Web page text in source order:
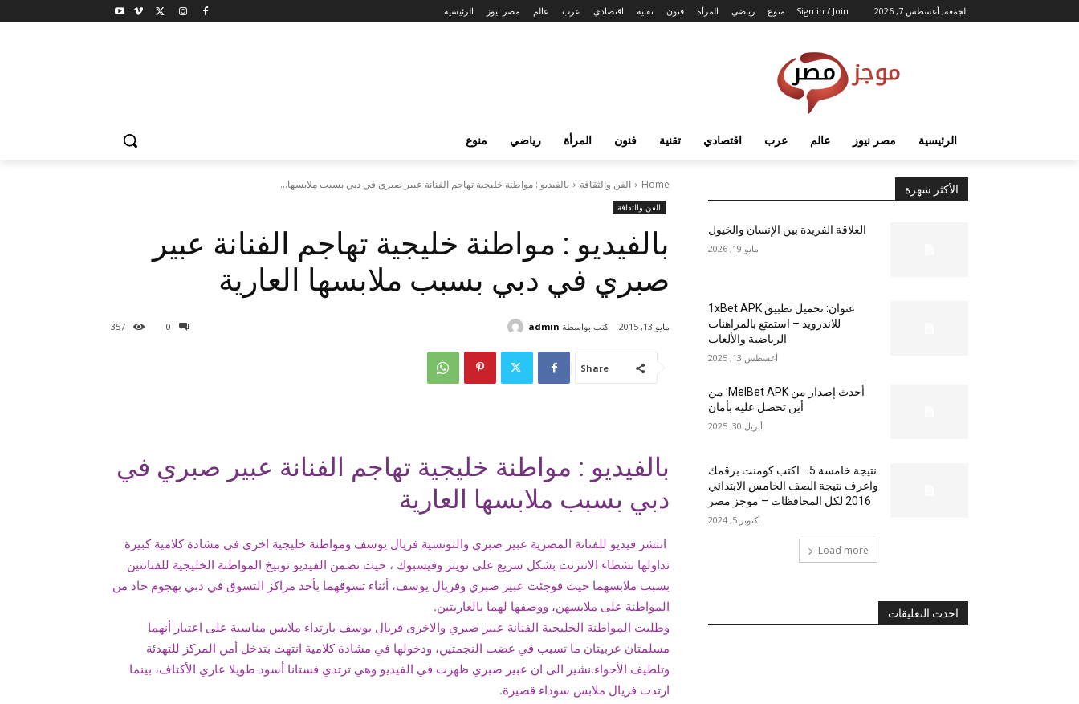
الجمعة, أغسطس 7, 2026 Sign in / Join الرئيسية مصر نيوز عالم عرب اقتصادي تقنية فنون المرأة رياضي منوع
الرئيسية مصر نيوز عالم عرب اقتصادي تقنية فنون المرأة رياضي منوع
Home الفن والثقافة بالفيديو : مواطنة خليجية تهاجم الفنانة عبير صبري في دبي بسبب ملابسها...
الفن والثقافة
بالفيديو : مواطنة خليجية تهاجم الفنانة عبير
صبري في دبي بسبب ملابسها العارية
0
357 مايو 13, 2015 كتب بواسطة admin
Share
بالفيديو : مواطنة خليجية تهاجم الفنانة عبير صبري في
دبي بسبب ملابسها العارية
انتشر فيديو للفنانة المصرية عبير صبري والتونسية فريال يوسف ومواطنة خليجية اخرى في مشادة كلامية كبيرة
تداولها نشطاء الانترنت بشكل سريع على تويتر وفيسبوك ، حيث تضمن الفيديو توبيخ المواطنة الخليجية للفنانتين
بسبب ملابسهما حيث فوجئت عبير صبري وفريال يوسف، أثناء تسوقهما بأحد مراكز التسوق في دبي بهجوم حاد من
المواطنة على ملابسهن، ووصفها لهما بالعاريتين.
وطلبت المواطنة الخليجية الفنانة عبير صبري والاخرى فريال يوسف بارتداء ملابس مناسبة على اعتبار أنهما
مسلمتان عربيتان ما تسبب في غضب النجمتين، ودخولها في مشادة كلامية انتهت بتدخل أمن المركز للتهدئة
وتلطيف الأجواء.نشير الى ان عبير صبري ظهرت في الفيديو وهي ترتدي فستانا أسود طويلا عاري الأكتاف، بينما
ارتدت فريال ملابس سوداء قصيرة.
الأكثر شهرة
العلاقة الفريدة بين الإنسان والخيول
مايو 19, 2026
عنوان: تحميل تطبيق 1xBet APK
للاندرويد – استمتع بالمراهنات
الرياضية والألعاب
أغسطس 13, 2025
أحدث إصدار من MelBet APK: من
أين تحصل عليه بأمان
أبريل 30, 2025
نتيجة خامسة 5 .. اكتب كومنت برقمك
واعرف نتيجة الصف الخامس الابتدائي
2016 لكل المحافظات – موجز مصر
أكتوبر 5, 2024
Load more
احدث التعليقات